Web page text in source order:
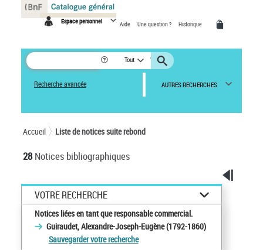
Espace personnel Aide Une question ? Historique
Tout
Recherche avancée AUTRES RECHERCHES
Accueil Liste de notices suite rebond
28Notices bibliographiques
VOTRE RECHERCHE
Notices liées en tant que responsable commercial.
Guiraudet, Alexandre-Joseph-Eugène (1792-1860)
Sauvegarder votre recherche
Panneau de gestion des cookies